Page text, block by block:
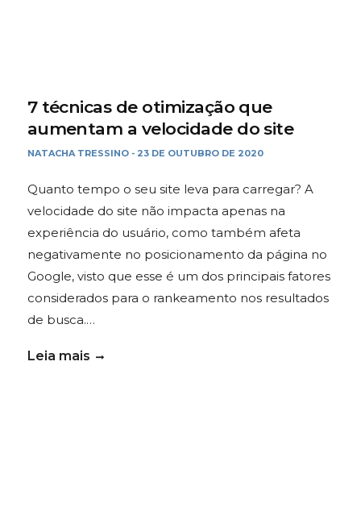
7 técnicas de otimização que
aumentam a velocidade do site
NATACHA TRESSINO - 23 DE OUTUBRO DE 2020
Quanto tempo o seu site leva para carregar? A
velocidade do site não impacta apenas na
experiência do usuário, como também afeta
negativamente no posicionamento da página no
Google, visto que esse é um dos principais fatores
considerados para o rankeamento nos resultados
de busca.…
Leia mais